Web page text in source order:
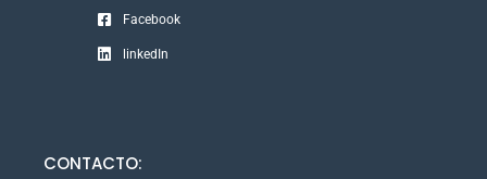
Facebook
linkedIn
CONTACTO: